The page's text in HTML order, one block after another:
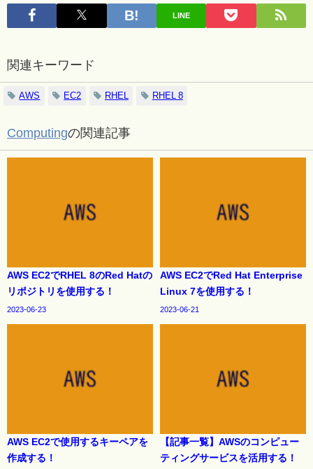
LINE
関連キーワード
AWS EC2 RHEL RHEL 8
Computingの関連記事
AWS EC2でRHEL 8のRed Hatの
リポジトリを使用する！
2023-06-23
AWS EC2でRed Hat Enterprise
Linux 7を使用する！
2023-06-21
AWS EC2で使用するキーペアを
作成する！
【記事一覧】AWSのコンピュー
ティングサービスを活用する！